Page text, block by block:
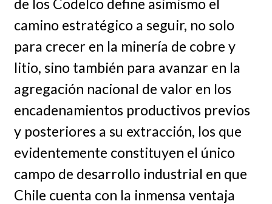
camino estratégico a seguir, no solo
para crecer en la minería de cobre y
litio, sino también para avanzar en la
agregación nacional de valor en los
encadenamientos productivos previos
y posteriores a su extracción, los que
evidentemente constituyen el único
campo de desarrollo industrial en que
Chile cuenta con la inmensa ventaja